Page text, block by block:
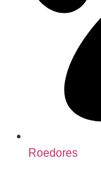
Roedores